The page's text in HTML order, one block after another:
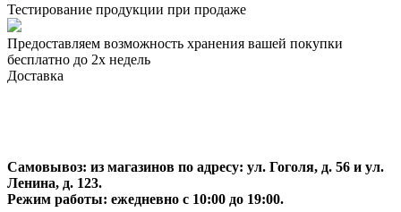
Тестирование продукции при продаже
Предоставляем возможность хранения вашей покупки
бесплатно до 2х недель
Доставка
Самовывоз: из магазинов по адресу: ул. Гоголя, д. 56 и ул.
Ленина, д. 123.
Режим работы: ежедневно с 10:00 до 19:00.